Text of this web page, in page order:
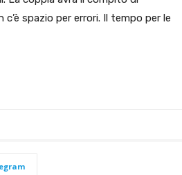
c’è spazio per errori. Il tempo per le